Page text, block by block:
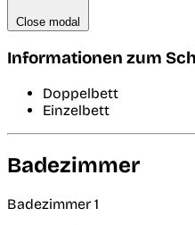
Close modal
Informationen zum
Doppelbett
Einzelbett
Badezimmer
Badezimmer 1